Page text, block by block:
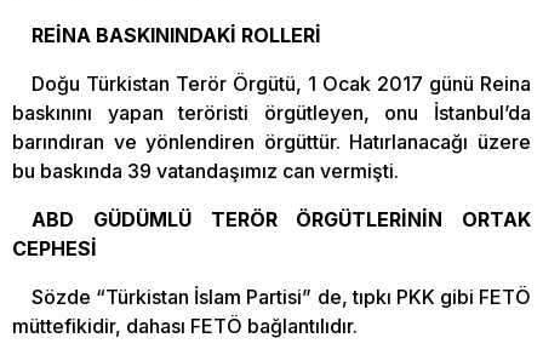
REİNA BASKININDAKİ ROLLERİ
Doğu Türkistan Terör Örgütü, 1 Ocak 2017 günü Reina
baskınını yapan teröristi örgütleyen, onu İstanbul’da
barındıran ve yönlendiren örgüttür. Hatırlanacağı üzere
bu baskında 39 vatandaşımız can vermişti.
ABD GÜDÜMLÜ TERÖR ÖRGÜTLERİNİN ORTAK
CEPHESİ
Sözde “Türkistan İslam Partisi” de, tıpkı PKK gibi FETÖ
müttefikidir, dahası FETÖ bağlantılıdır.